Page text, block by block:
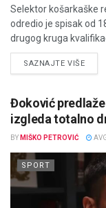
Selektor košarkaške
odredio je spisak od
drugog kruga
SAZNAJTE VIŠE
Đoković
izgleda totalno
BY MIŠKO PETROVIĆ
SPORT